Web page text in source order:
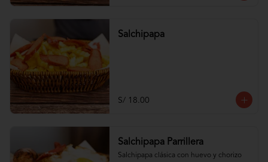
Salchipapa
S/ 18.00
Salchipapa Parrillera
Salchipapa clásica con huevo y chorizo